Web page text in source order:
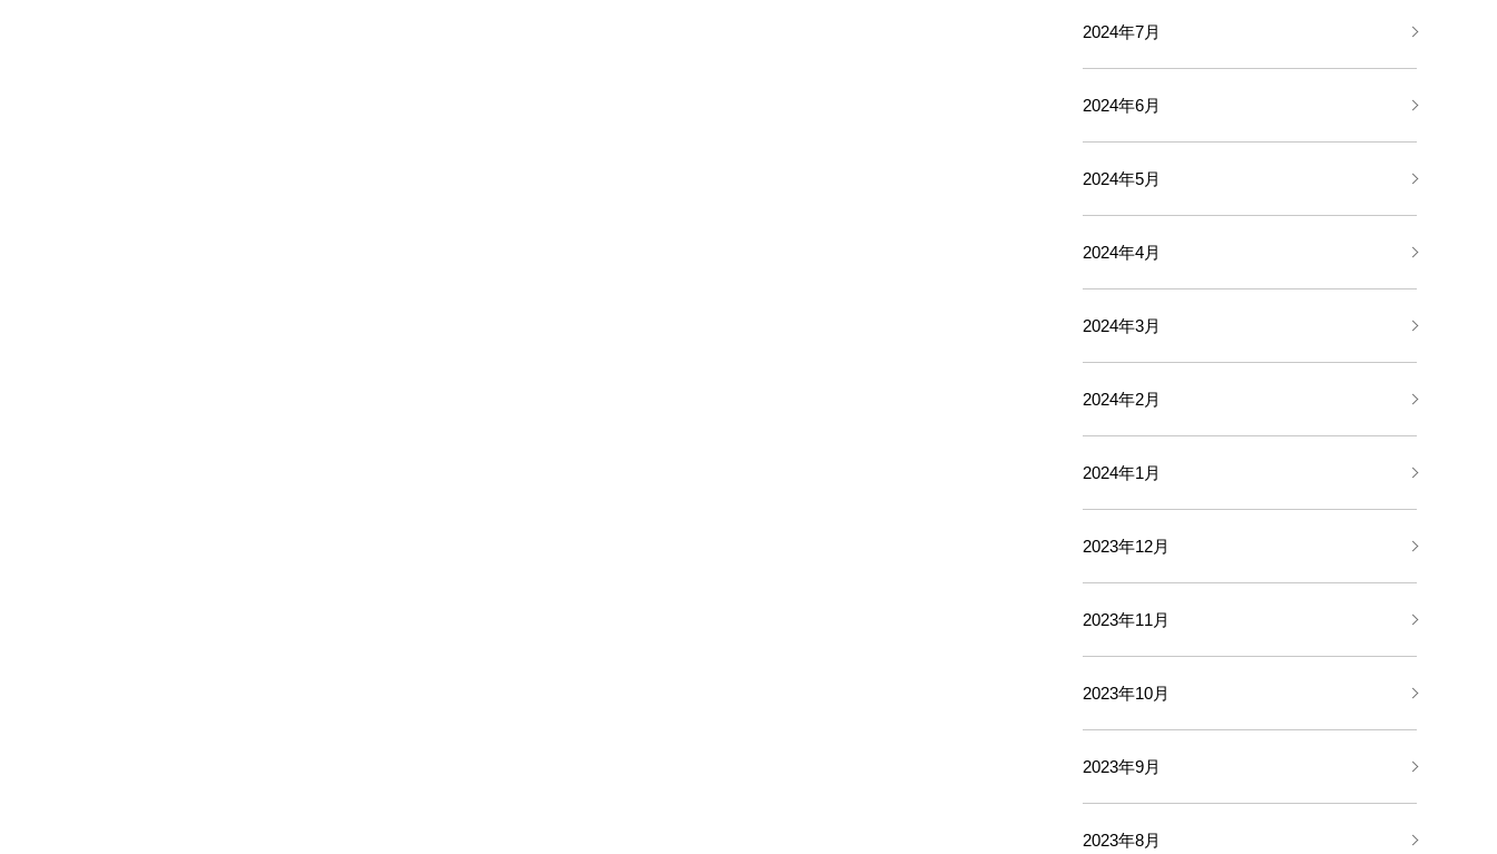
2024年7月
2024年6月
2024年5月
2024年4月
2024年3月
2024年2月
2024年1月
2023年12月
2023年11月
2023年10月
2023年9月
2023年8月